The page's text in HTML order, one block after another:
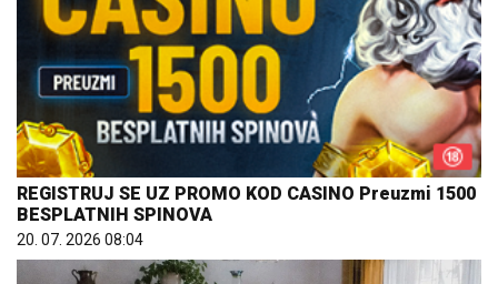
REGISTRUJ SE UZ PROMO KOD CASINO Preuzmi 1500
BESPLATNIH SPINOVA
20. 07. 2026 08:04